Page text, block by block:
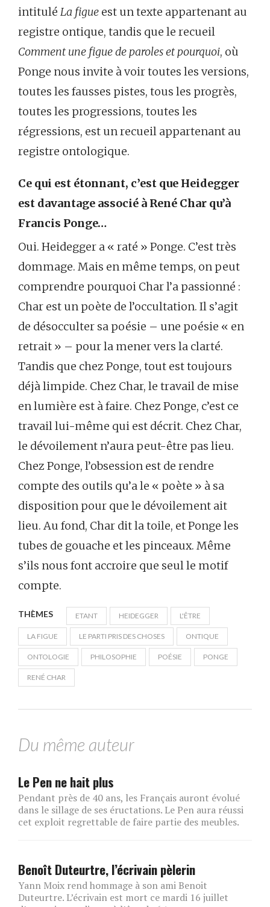
intitulé La figue est un texte appartenant au
registre ontique, tandis que le recueil
Comment une figue de paroles et pourquoi, où
Ponge nous invite à voir toutes les versions,
toutes les fausses pistes, tous les progrès,
toutes les progressions, toutes les
régressions, est un recueil appartenant au
registre ontologique.
Ce qui est étonnant, c’est que Heidegger
est davantage associé à René Char qu’à
Francis Ponge…
Oui. Heidegger a « raté » Ponge. C’est très
dommage. Mais en même temps, on peut
comprendre pourquoi Char l’a passionné :
Char est un poète de l’occultation. Il s’agit
de désocculter sa poésie – une poésie « en
retrait » – pour la mener vers la clarté.
Tandis que chez Ponge, tout est toujours
déjà limpide. Chez Char, le travail de mise
en lumière est à faire. Chez Ponge, c’est ce
travail lui-même qui est décrit. Chez Char,
le dévoilement n’aura peut-être pas lieu.
Chez Ponge, l’obsession est de rendre
compte des outils qu’a le « poète » à sa
disposition pour que le dévoilement ait
lieu. Au fond, Char dit la toile, et Ponge les
tubes de gouache et les pinceaux. Même
s’ils nous font accroire que seul le motif
compte.
THÈMES ETANT HEIDEGGER L'ÊTRE
LA FIGUE LE PARTI PRIS DES CHOSES ONTIQUE
ONTOLOGIE PHILOSOPHIE POÉSIE PONGE
RENÉ CHAR
Du même auteur
Le Pen ne hait plus
Pendant près de 40 ans, les Français auront évolué
dans le sillage de ses éructations. Le Pen aura réussi
cet exploit regrettable de faire partie des meubles.
Benoît Duteurtre, l’écrivain pèlerin
Yann Moix rend hommage à son ami Benoit
Duteurtre. L’écrivain est mort ce mardi 16 juillet